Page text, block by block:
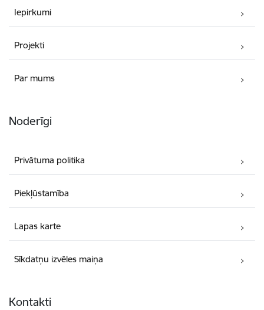
Iepirkumi
Projekti
Par mums
Noderīgi
Privātuma politika
Piekļūstamība
Lapas karte
Sīkdatņu izvēles maiņa
Kontakti